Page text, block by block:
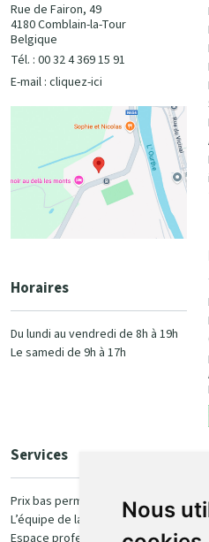
Nous
Rue de Fairon, 49
4180 Comblain-la-Tour
Belgique
Tél. : 00 32 4 369 15 91
E-mail : cliquez-ici
Horaires
Du lundi au vendredi de 8h à 19h
Le samedi de 9h à 17h
Services
Prix bas permanent
L’équipe de la pharmacie